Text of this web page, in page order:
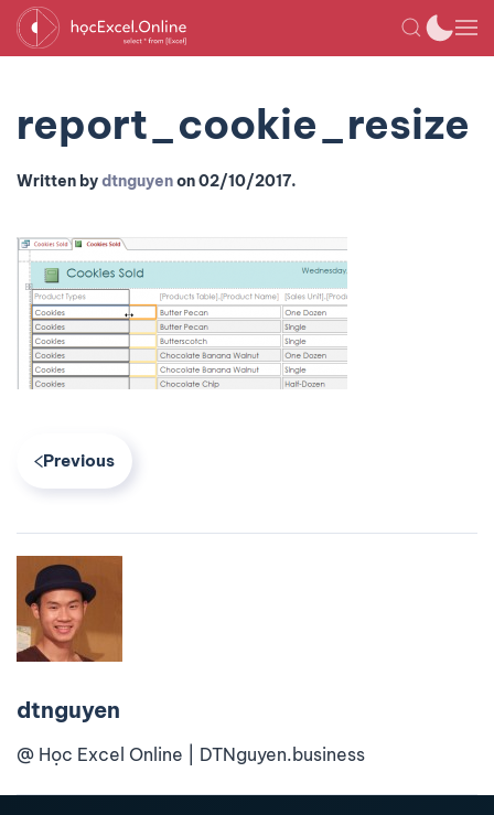
report_cookie_resize
Written bydtnguyenon02/10/2017.
Previous
dtnguyen
@ Học Excel Online | DTNguyen.business